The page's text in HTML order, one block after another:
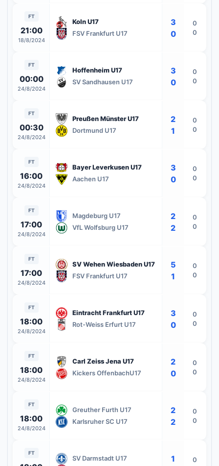
FT
21:00
18/8/2024
Koln U17
FSV Frankfurt U17
3
0
0
0
FT
00:00
24/8/2024
Hoffenheim U17
SV Sandhausen U17
3
0
0
0
FT
00:30
24/8/2024
Preußen Münster U17
Dortmund U17
2
1
0
0
FT
16:00
24/8/2024
Bayer Leverkusen U17
Aachen U17
3
0
0
0
FT
17:00
24/8/2024
Magdeburg U17
VfL Wolfsburg U17
2
2
0
0
FT
17:00
24/8/2024
SV Wehen Wiesbaden U17
FSV Frankfurt U17
5
1
0
0
FT
18:00
24/8/2024
Eintracht Frankfurt U17
Rot-Weiss Erfurt U17
3
0
0
0
FT
18:00
24/8/2024
Carl Zeiss Jena U17
Kickers OffenbachU17
2
0
0
0
FT
18:00
24/8/2024
Greuther Furth U17
Karlsruher SC U17
2
2
0
0
FT
SV Darmstadt U17
1
0